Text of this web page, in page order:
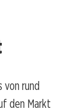
von rund
den Markt